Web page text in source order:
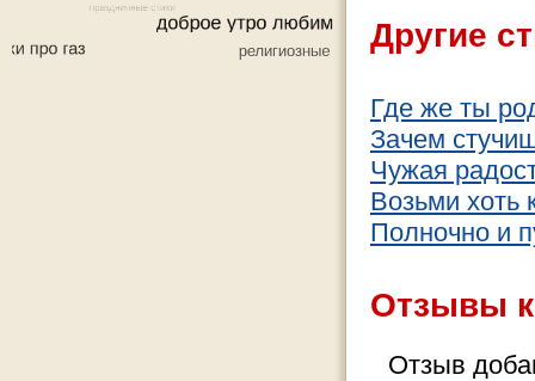
Другие
Гдe жe ты
Зачем
Чужая
Возьми хоть
Полночно и
Отзывы
Отзыв